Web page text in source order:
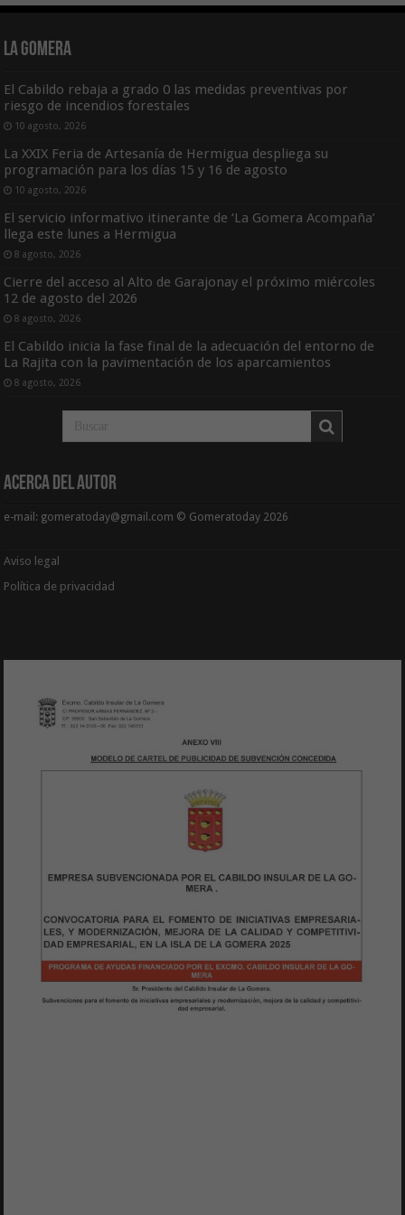
La Gomera
El Cabildo rebaja a grado 0 las medidas preventivas por
riesgo de incendios forestales
10 agosto, 2026
La XXIX Feria de Artesanía de Hermigua despliega su
programación para los días 15 y 16 de agosto
10 agosto, 2026
El servicio informativo itinerante de ‘La Gomera Acompaña’
llega este lunes a Hermigua
8 agosto, 2026
Cierre del acceso al Alto de Garajonay el próximo miércoles
12 de agosto del 2026
8 agosto, 2026
El Cabildo inicia la fase final de la adecuación del entorno de
La Rajita con la pavimentación de los aparcamientos
8 agosto, 2026
Acerca del Autor
e-mail: gomeratoday@gmail.com © Gomeratoday 2026
Aviso legal
Política de privacidad